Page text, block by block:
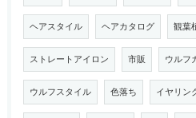
ヘアスタイル ヘアカタログ 観葉
ストレートアイロン 市販 ウルフ
ウルフスタイル 色落ち イヤリン